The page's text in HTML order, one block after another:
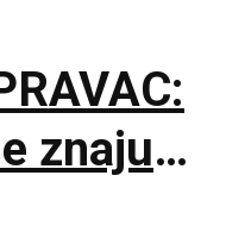
znaju
da se